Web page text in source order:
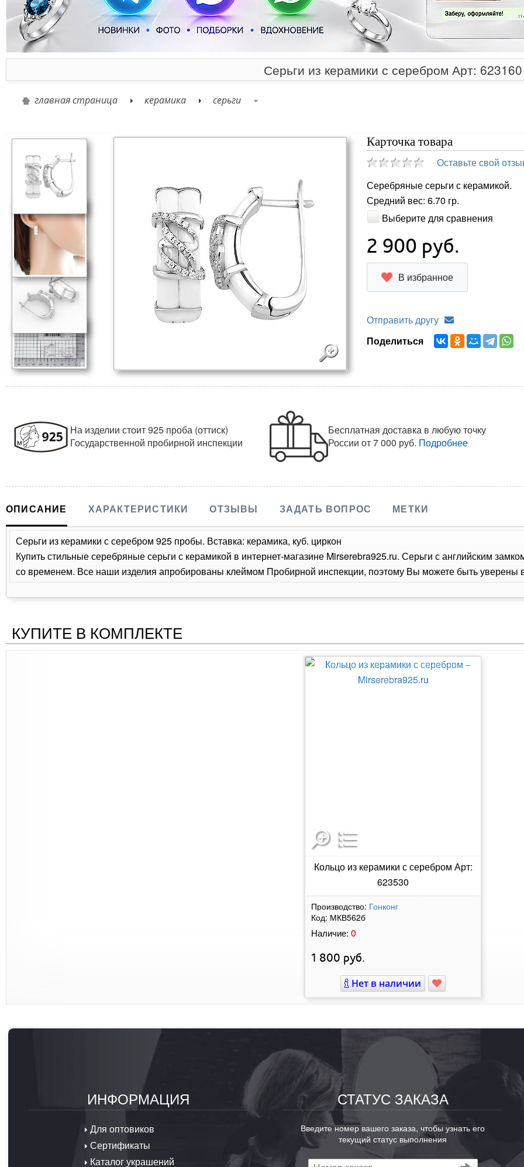
Серьги из керамики с серебром Арт: 623160
главная страница керамика серьги
Карточка товара
Оставьте свой
Серебряные серьги с керамикой.
Средний вес: 6.70 гр.
Выберите для сравнения
2 900 руб.
В избранное
Отправить другу
Поделиться
На изделии стоит 925 проба (оттиск)
Государственной пробирной инспекции
Бесплатная доставка в любую точку
Россииот 7 000 руб. Подробнее
ОПИСАНИЕ ХАРАКТЕРИСТИКИ ОТЗЫВЫ ЗАДАТЬ ВОПРОС МЕТКИ
Серьги из керамики с серебром 925 пробы. Вставка: керамика, куб. циркон
Купить стильные серебряные серьги с керамикой в интернет-магазине Mirserebra925.ru. Серьги с английским
со временем. Все наши изделия апробированы клеймом Пробирной инспекции, поэтому Вы можете быть уверены
КУПИТЕ В КОМПЛЕКТЕ
Кольцо из керамики с серебром Арт:
623530
Производство: Гонконг
Код: МКВ562б
Наличие: 0
1 800 руб.
Нет в наличии
ИНФОРМАЦИЯ
Для оптовиков
Сертификаты
Каталог украшений
СТАТУС ЗАКАЗА
Введите номер вашего заказа, чтобы узнать его
текущий статус выполнения